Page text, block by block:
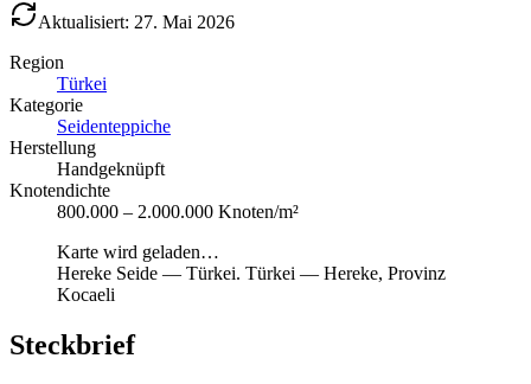
Aktualisiert: 27. Mai 2026
Region
Türkei
Kategorie
Seidenteppiche
Herstellung
Handgeknüpft
Knotendichte
800.000 – 2.000.000 Knoten/m²
Karte wird geladen…
Hereke Seide — Türkei. Türkei — Hereke, Provinz
Kocaeli
Steckbrief